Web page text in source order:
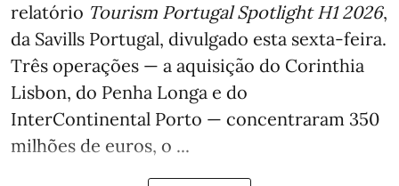
relatório Tourism Portugal Spotlight H1 2026,
da Savills Portugal, divulgado esta sexta-feira.
Três operações — a aquisição do Corinthia
Lisbon, do Penha Longa e do
InterContinental Porto — concentraram 350
milhões de euros, o ...